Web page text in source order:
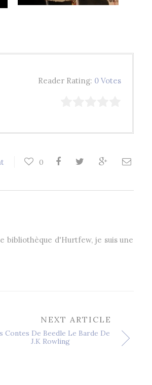
Reader Rating: 0 Votes
0
bibliothèque d'Hurtfew, je suis une
NEXT ARTICLE
Contes De Beedle Le Barde De
J.K Rowling